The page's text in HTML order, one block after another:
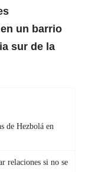
un barrio
sur de la
de Hezbolá en
relaciones si no se